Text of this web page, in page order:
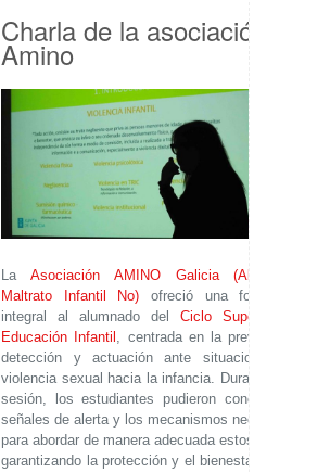
Charla de la asociación
Amino
LaAsociación AMINO Galicia (Abuso y
Maltrato Infantil No) ofreció una formación
integral al alumnado delCiclo Superior de
Educación Infantil , centrada en la prevención,
detección y actuación ante situaciones de
violencia sexual hacia la infancia. Durante esta
sesión, los estudiantes pudieron conocer las
señales de alerta y los mecanismos necesarios
para abordar de manera adecuada estos casos,
garantizando la protección y el bienestar de los